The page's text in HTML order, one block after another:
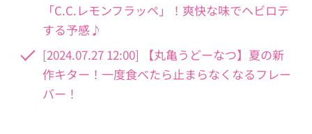
「C.C.レモンフラッペ」！爽快な味でヘビロテ
する予感♪
[2024.07.27 12:00] 【丸亀うどーなつ】夏の新
作キター！一度食べたら止まらなくなるフレー
バー！